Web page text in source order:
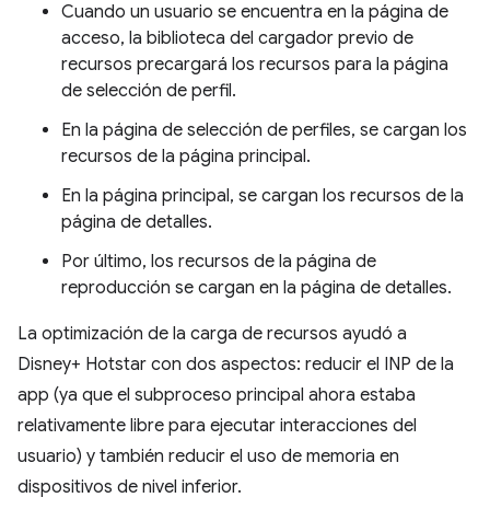
Cuando un usuario se encuentra en la página de
acceso, la biblioteca del cargador previo de
recursos precargará los recursos para la página
de selección de perfil.
En la página de selección de perfiles, se cargan los
recursos de la página principal.
En la página principal, se cargan los recursos de la
página de detalles.
Por último, los recursos de la página de
reproducción se cargan en la página de detalles.
La optimización de la carga de recursos ayudó a
Disney+ Hotstar con dos aspectos: reducir el INP de la
app (ya que el subproceso principal ahora estaba
relativamente libre para ejecutar interacciones del
usuario) y también reducir el uso de memoria en
dispositivos de nivel inferior.